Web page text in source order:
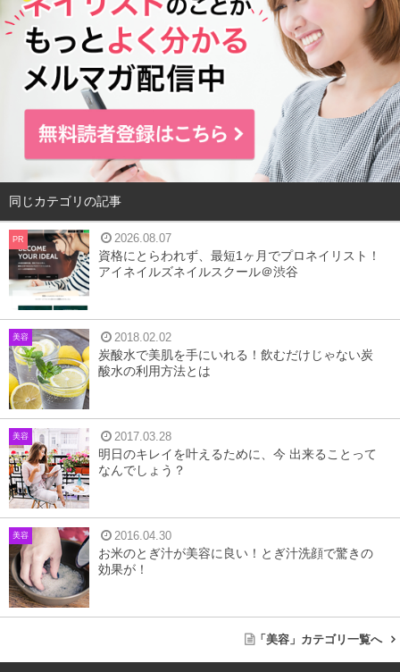
4まとめ
イエローベース肌の特徴
イエローベースとは
私たち日本人の肌色のベースは、色味によりイエローベー
スとブルーベースとに分別されます。イエローベース肌
は、色白であっても肌が黄色がかっている、また日焼けを
するとしっかり焼けるという特徴があります。
同じカテゴリの記事
PR 2026.08.07
資格にとらわれず、最短1ヶ月でプロネイリスト！
アイネイルズネイルスクール＠渋谷
美容 2018.02.02
炭酸水で美肌を手にいれる！飲むだけじゃない炭
酸水の利用方法とは
美容 2017.03.28
明日のキレイを叶えるために、今 出来ることって
なんでしょう？
美容 2016.04.30
お米のとぎ汁が美容に良い！とぎ汁洗顔で驚きの
効果が！
「美容」カテゴリ一覧へ